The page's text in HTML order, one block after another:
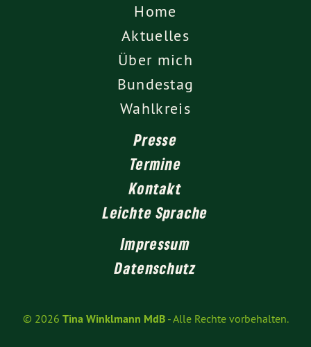
Home
Aktuelles
Über mich
Bundestag
Wahlkreis
Presse
Termine
Kontakt
Leichte Sprache
Impressum
Datenschutz
© 2026 Tina Winklmann MdB- Alle Rechte vorbehalten.